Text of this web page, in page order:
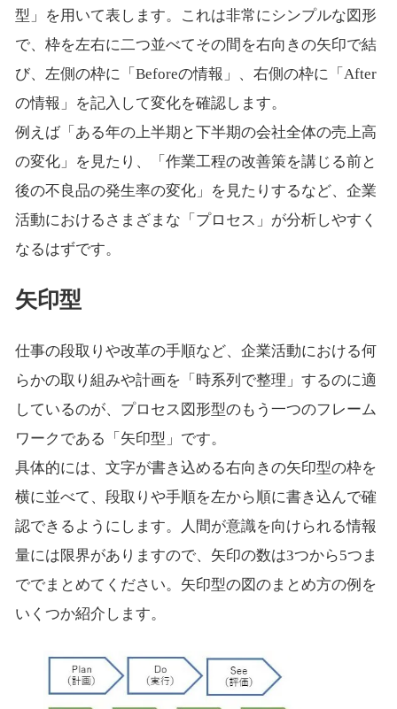
型」を用いて表します。これは非常にシンプルな図形
で、枠を左右に二つ並べてその間を右向きの矢印で結
び、左側の枠に「Beforeの情報」、右側の枠に「After
の情報」を記入して変化を確認します。
例えば「ある年の上半期と下半期の会社全体の売上高
の変化」を見たり、「作業工程の改善策を講じる前と
後の不良品の発生率の変化」を見たりするなど、企業
活動におけるさまざまな「プロセス」が分析しやすく
なるはずです。
矢印型
仕事の段取りや改革の手順など、企業活動における何
らかの取り組みや計画を「時系列で整理」するのに適
しているのが、プロセス図形型のもう一つのフレーム
ワークである「矢印型」です。
具体的には、文字が書き込める右向きの矢印型の枠を
横に並べて、段取りや手順を左から順に書き込んで確
認できるようにします。人間が意識を向けられる情報
量には限界がありますので、矢印の数は3つから5つま
ででまとめてください。矢印型の図のまとめ方の例を
いくつか紹介します。